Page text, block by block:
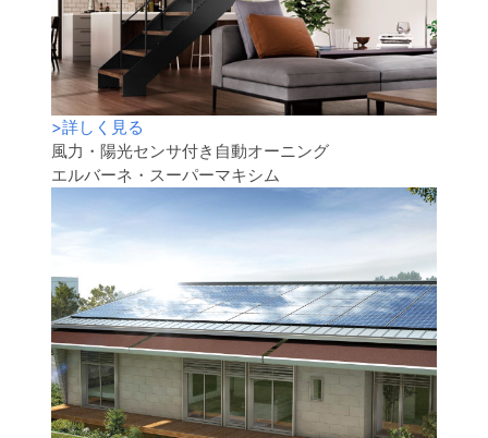
>詳しく見る
風力・陽光センサ付き自動オーニング
エルバーネ・スーパーマキシム